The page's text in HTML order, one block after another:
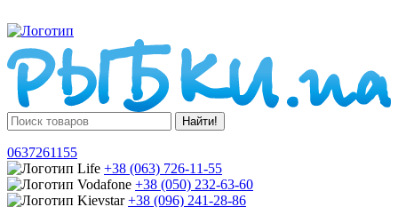
Найти!
0637261155
+38 (063) 726-11-55
+38 (050) 232-63-60
+38 (096) 241-28-86